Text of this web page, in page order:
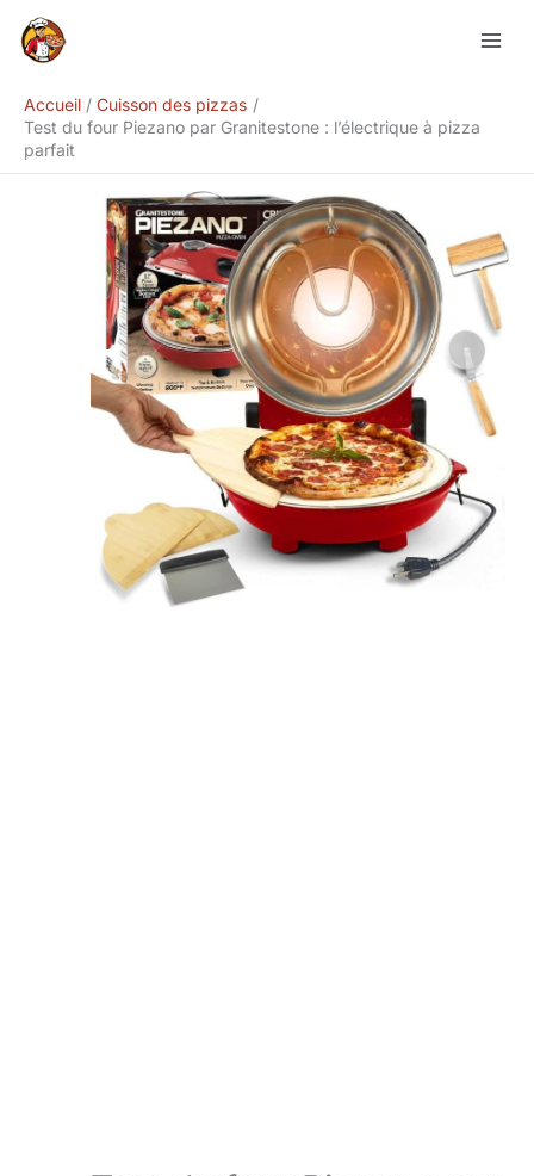
Accueil
Cuisson des pizzas
Test du four Piezano par Granitestone : l’électrique à pizza
parfait
Rechercher